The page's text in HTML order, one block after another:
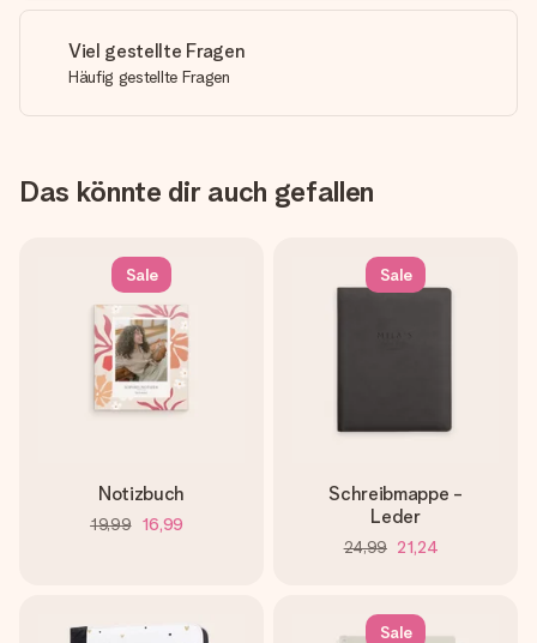
Viel gestellte Fragen
Häufig gestellte Fragen
Das könnte dir auch gefallen
Sale
Notizbuch
19,99 16,99
Sale
Schreibmappe -
Leder
24,99 21,24
Sale